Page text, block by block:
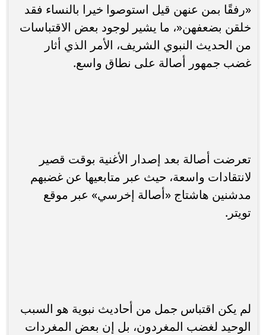
«رفقًا بمن عنهن قيل استوصوا خيرا بالنساء فقد
خلقن بضعفهن«، ما يشير لوجود بعض الاقتباسات
من الحديث النبوي الشريف، الأمر الذي أثار
غضب جمهور أصالة على نطاق واسع.
تعرضت أصالة بعد إصدار الأغنية بوقت قصير
لانتقادات واسعة، حيث عبر متابعيها عن غضبهم
مدشنين هاشتاج «أصالة إخرسي» عبر موقع
تويتر.
لم يكن اقتباس جمل من أحاديث نبوية هو السبب
الوحيد لغضب المغردون، بل إن بعض المغردات